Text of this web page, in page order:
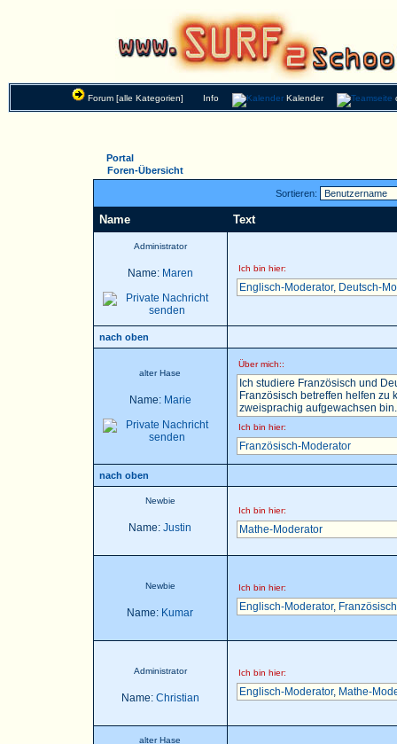
Forum [alle Kategorien] Info Kalender
Portal
Foren-Übersicht
Sortieren:
Name Text
Administrator
Name: Maren Ich bin hier:
Englisch-Moderator, Deutsch-
nach oben
alter Hase
Name: Marie
Über mich::
Ich studiere Französisch und
Französisch betreffen helfen zu
zweisprachig aufgewachsen
Ich bin hier:
Französisch-Moderator
nach oben
Newbie
Name: Justin
Ich bin hier:
Mathe-Moderator
Newbie
Name: Kumar
Ich bin hier:
Englisch-Moderator,
Administrator
Name: Christian
Ich bin hier:
Englisch-Moderator, Mathe-
alter Hase